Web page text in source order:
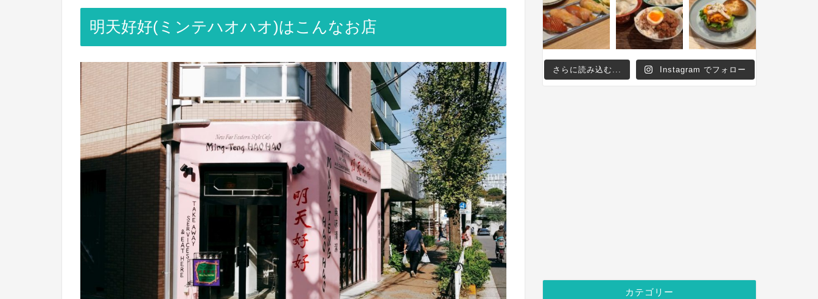
明天好好(ミンテハオハオ)はこんなお店
さらに読み込む... Instagram でフォロー
カテゴリー